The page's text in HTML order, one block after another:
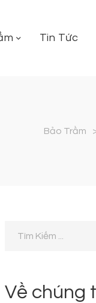
Tin Tức
Bảo Trầm
Về chúng